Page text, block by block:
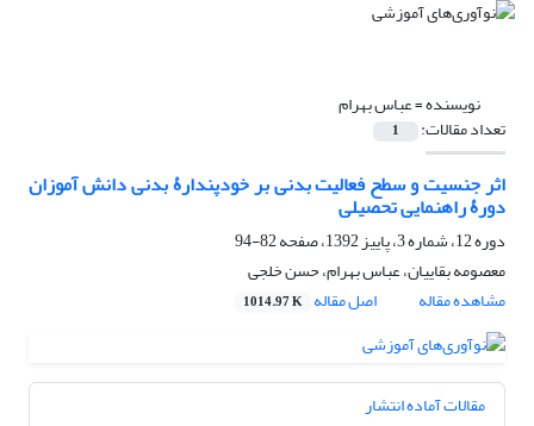
نویسنده =عباس بهرام
تعداد مقالات: 1
اثر جنسیت و سطح فعالیت بدنی بر خودپندارۀ بدنی دانش آموزان
دورۀ راهنمایی تحصیلی
دوره 12، شماره 3، پاییز 1392، صفحه
82-94
معصومه بقاییان، عباس بهرام، حسن خلجی
مشاهده مقاله
اصل مقاله 1014.97 K
مقالات آماده انتشار